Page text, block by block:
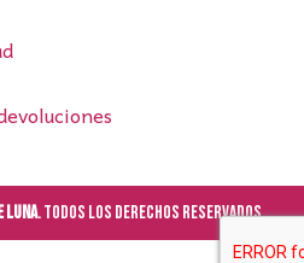
. Todos los derechos reservados.